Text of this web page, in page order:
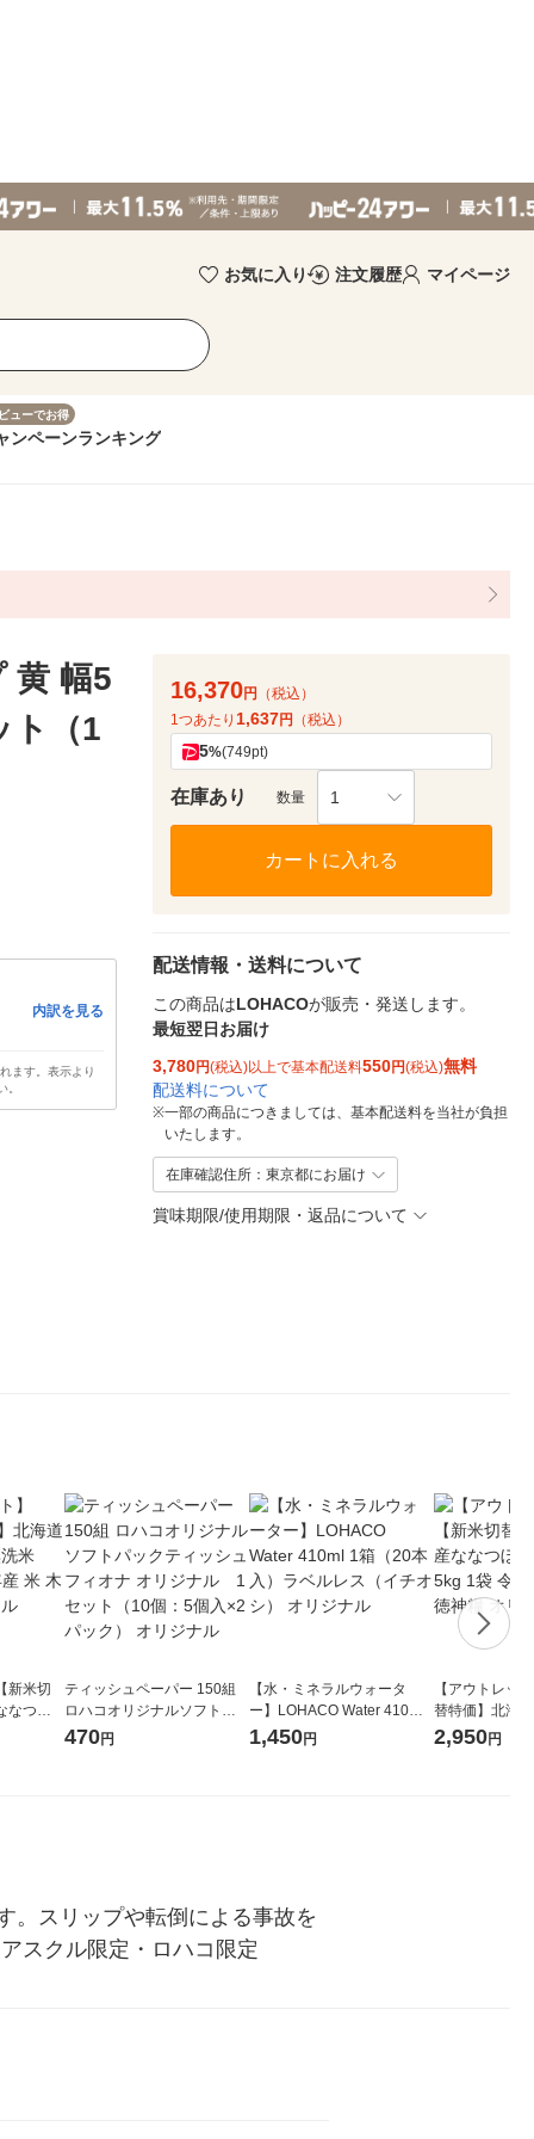
お気に入り 注文履歴 マイページ
ューでお得
ンペーンランキング
黄 幅5
ト（1
内訳を見る
ます。表示より
。
16,370円
（税込）
1つあたり 1,637円 （税込）
5%(749pt)
在庫あり 数量 1
カートに入れる
配送情報・送料について
この商品はLOHACOが販売・発送します。
最短翌日お届け
3,780円(税込)以上で基本配送料550円(税込)無料
配送料について
※一部の商品につきましては、基本配送料を当社が負担
いたします。
在庫確認住所：東京都にお届け
賞味期限/使用期限・返品について
新米切
なつぼ
和7年産
ティッシュペーパー 150組
ロハコオリジナルソフトパ
ックティッシュ フィオナ オ
470円
【水・ミネラルウォータ
ー】LOHACO Water 410ml
1箱（20本入）ラベルレス
1,450円
【アウトレッ
替特価】北海
し 精白米 5kg
2,950円
。スリップや転倒による事故を
スクル限定・ロハコ限定